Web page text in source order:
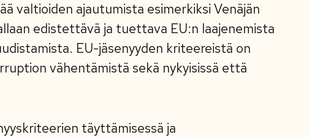
valtioiden ajautumista esimerkiksi Venäjän
edistettävä ja tuettava EU:n laajenemista
EU-jäsenyyden kriteereistä on
vähentämistä sekä nykyisissä että
täyttämisessä ja